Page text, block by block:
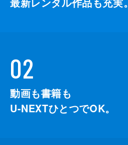
02
動画も書籍も
U-NEXTひとつでOK。